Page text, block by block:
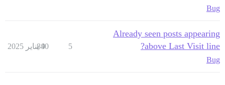
Bug
Already seen posts appearing
above Last Visit line?
Bug
5
840
9 يناير 2025